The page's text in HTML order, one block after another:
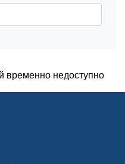
временно недоступно